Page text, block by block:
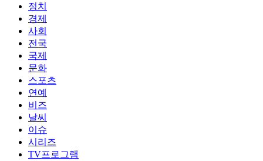
정치
경제
사회
전국
국제
문화
스포츠
연예
비즈
날씨
이슈
시리즈
TV프로그램